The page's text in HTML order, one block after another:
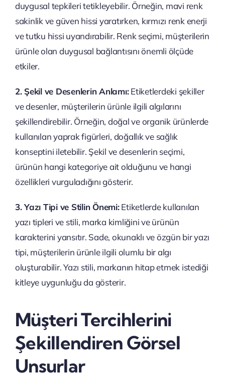
duygusal tepkileri tetikleyebilir. Örneğin, mavi renk
sakinlik ve güven hissi yaratırken, kırmızı renk enerji
ve tutku hissi uyandırabilir. Renk seçimi, müşterilerin
ürünle olan duygusal bağlantısını önemli ölçüde
etkiler.
2. Şekil ve Desenlerin Anlamı:Etiketlerdeki şekiller
ve desenler, müşterilerin ürünle ilgili algılarını
şekillendirebilir. Örneğin, doğal ve organik ürünlerde
kullanılan yaprak figürleri, doğallık ve sağlık
konseptini iletebilir. Şekil ve desenlerin seçimi,
ürünün hangi kategoriye ait olduğunu ve hangi
özellikleri vurguladığını gösterir.
3. Yazı Tipi ve Stilin Önemi:Etiketlerde kullanılan
yazı tipleri ve stili, marka kimliğini ve ürünün
karakterini yansıtır. Sade, okunaklı ve özgün bir yazı
tipi, müşterilerin ürünle ilgili olumlu bir algı
oluşturabilir. Yazı stili, markanın hitap etmek istediği
kitleye uygunluğu da gösterir.
Müşteri Tercihlerini
Şekillendiren Görsel
Unsurlar